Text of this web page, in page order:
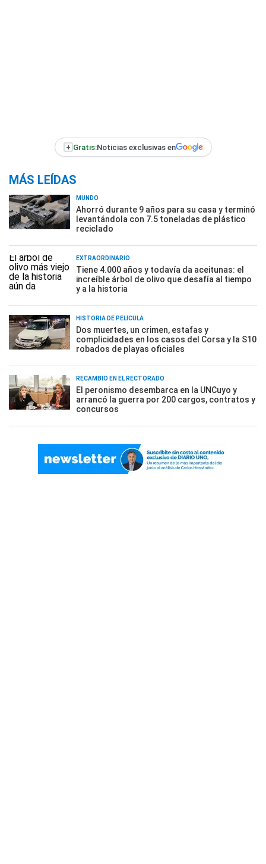
+ Gratis:Noticias exclusivas en
MÁS LEÍDAS
MUNDO
Ahorró durante 9 años para su casa y terminó
levantándola con 7.5 toneladas de plástico
reciclado
EXTRAORDINARIO
Tiene 4.000 años y todavía da aceitunas: el
increíble árbol de olivo que desafía al tiempo
y a la historia
HISTORIA DE PELÍCULA
Dos muertes, un crimen, estafas y
complicidades en los casos del Corsa y la S10
robados de playas oficiales
RECAMBIO EN EL RECTORADO
El peronismo desembarca en la UNCuyo y
arrancó la guerra por 200 cargos, contratos y
concursos